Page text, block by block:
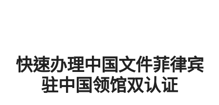
快速办理中国文件菲律宾
驻中国领馆双认证